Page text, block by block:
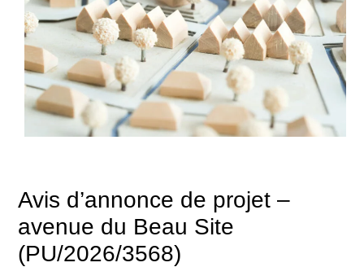
Avis d’annonce de projet –
avenue du Beau Site
(PU/2026/3568)